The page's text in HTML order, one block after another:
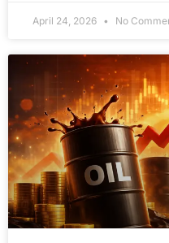
April 24, 2026 No